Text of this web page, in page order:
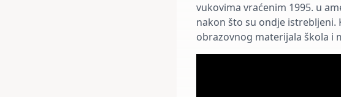
vukovima vraćenim 1995. u
nakon što su ondje istrebljeni.
obrazovnog materijala škola i